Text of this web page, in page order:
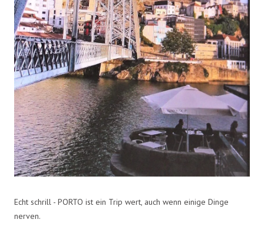
Echt schrill - PORTO ist ein Trip wert, auch wenn einige Dinge
nerven.